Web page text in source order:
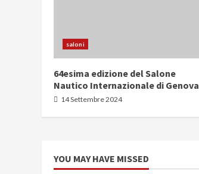
saloni
64esima edizione del Salone
Nautico Internazionale di Genova
14 Settembre 2024
YOU MAY HAVE MISSED